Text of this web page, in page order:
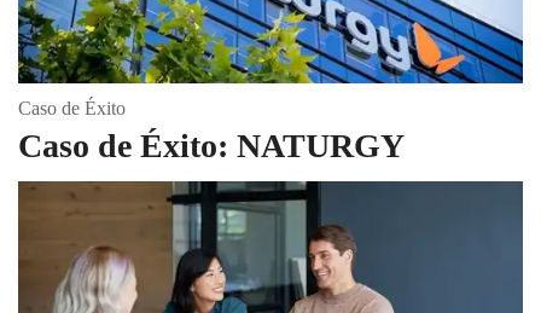
Caso de Éxito
Caso de Éxito: NATURGY